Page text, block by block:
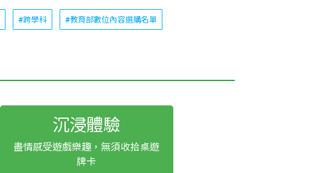
#跨學科 #教育部數位內容選購名單
沉浸體驗
盡情感受遊戲樂趣，無須收拾桌遊
牌卡